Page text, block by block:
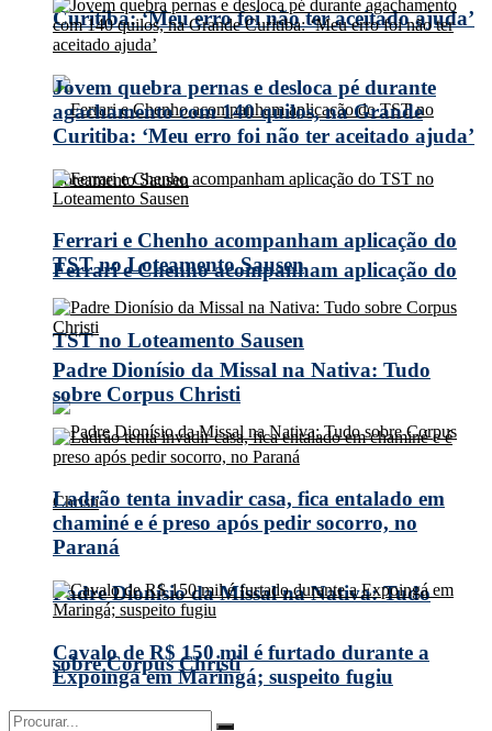
Curitiba: ‘Meu erro foi não ter aceitado ajuda’
Ferrari e Chenho acompanham aplicação do
TST no Loteamento Sausen
Padre Dionísio da Missal na Nativa: Tudo
sobre Corpus Christi
Jovem quebra pernas e desloca pé durante
agachamento com 140 quilos, na Grande
Curitiba: ‘Meu erro foi não ter aceitado ajuda’
Ferrari e Chenho acompanham aplicação do
TST no Loteamento Sausen
Padre Dionísio da Missal na Nativa: Tudo
sobre Corpus Christi
Ladrão tenta invadir casa, fica entalado em
chaminé e é preso após pedir socorro, no
Paraná
Cavalo de R$ 150 mil é furtado durante a
Expoingá em Maringá; suspeito fugiu